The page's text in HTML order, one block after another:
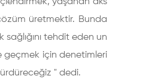
yaşanan aks
üretmektir. Bunda
sağlığını tehdit eden un
geçmek için denetimleri
" dedi.